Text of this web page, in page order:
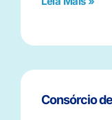
Consórcio